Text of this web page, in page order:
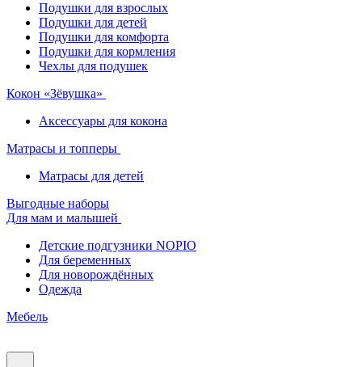
Подушки для взрослых
Подушки для детей
Подушки для комфорта
Подушки для кормления
Чехлы для подушек
Кокон «Зёвушка»
Аксессуары для кокона
Матрасы и топперы
Матрасы для детей
Выгодные наборы
Для мам и малышей
Детские подгузники NOPIO
Для беременных
Для новорождённых
Одежда
Мебель